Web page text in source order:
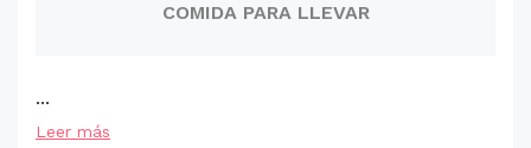
COMIDA PARA LLEVAR
...
Leer más